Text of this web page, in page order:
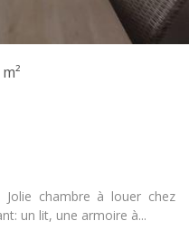
chambre à louer chez
un lit, une armoire à...
Superficie:
Pièces privées: